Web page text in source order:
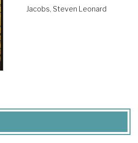
Jacobs, Steven Leonard